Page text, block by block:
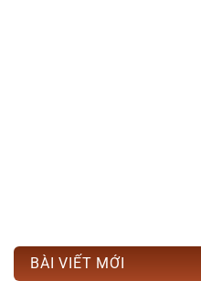
BÀI VIẾT MỚI